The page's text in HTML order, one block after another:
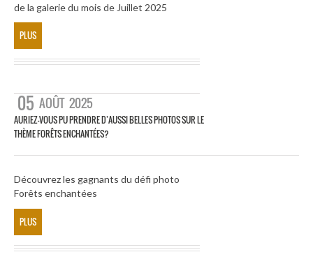
de la galerie du mois de Juillet 2025
PLUS
05 AOÛT 2025
AURIEZ-VOUS PU PRENDRE D’AUSSI BELLES PHOTOS SUR LE
THÈME FORÊTS ENCHANTÉES?
Découvrez les gagnants du défi photo
Forêts enchantées
PLUS